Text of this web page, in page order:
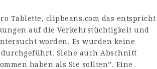
Tablette, clipbeans.com das entspricht
auf die Verkehrstüchtigkeit und
worden. Es wurden keine
Siehe auch Abschnitt
haben als Sie sollten”. Eine